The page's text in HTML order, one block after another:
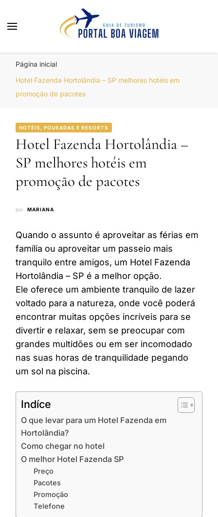
Página inicial
Hotel Fazenda Hortolândia – SP melhores hotéis em
promoção de pacotes
HOTÉIS, POUSADAS E RESORTS
Hotel Fazenda Hortolândia –
SP melhores hotéis em
promoção de pacotes
por MARIANA
Quando o assunto é aproveitar as férias em
família ou aproveitar um passeio mais
tranquilo entre amigos, um Hotel Fazenda
Hortolândia – SP é a melhor opção.
Ele oferece um ambiente tranquilo de lazer
voltado para a natureza, onde você poderá
encontrar muitas opções incríveis para se
divertir e relaxar, sem se preocupar com
grandes multidões ou em ser incomodado
nas suas horas de tranquilidade pegando
um sol na piscina.
Indíce
O que levar para um Hotel Fazenda em
Hortolândia?
Como chegar no hotel
O melhor Hotel Fazenda SP
Preço
Pacotes
Promoção
Telefone